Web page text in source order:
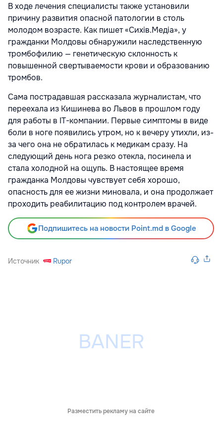
В ходе лечения специалисты также установили
причину развития опасной патологии в столь
молодом возрасте. Как пишет «Сихів.Медіа», у
гражданки Молдовы обнаружили наследственную
тромбофилию — генетическую склонность к
повышенной свертываемости крови и образованию
тромбов.
Сама пострадавшая рассказала журналистам, что
переехала из Кишинева во Львов в прошлом году
для работы в IT-компании. Первые симптомы в виде
боли в ноге появились утром, но к вечеру утихли, из-
за чего она не обратилась к медикам сразу. На
следующий день нога резко отекла, посинела и
стала холодной на ощупь. В настоящее время
гражданка Молдовы чувствует себя хорошо,
опасность для ее жизни миновала, и она продолжает
проходить реабилитацию под контролем врачей.
Подпишитесь на новости Point.md в Google
Источник Rupor
Разместить рекламу на сайте